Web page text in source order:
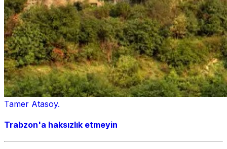
Tamer Atasoy.
Trabzon'a haksızlık etmeyin